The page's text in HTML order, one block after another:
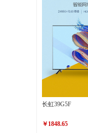
长虹39G5F
￥1848.65